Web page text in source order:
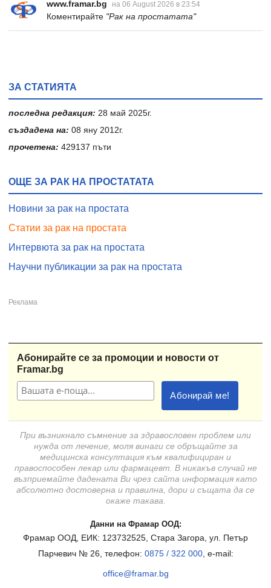
www.framar.bg на 06 August 2026 в 23:54
Коментирайте "Рак на простатата"
ЗА СТАТИЯТА
последна редакция: 28 май 2025г.
създадена на: 08 яну 2012г.
прочетена: 429137 пъти
ОЩЕ ЗА РАК НА ПРОСТАТАТА
Новини за рак на простата
Статии за рак на простата
Интервюта за рак на простата
Научни публикации за рак на простата
Абонирайте се за промоции и новости от
Framar.bg
При възникнало съмнение за здравословен проблем или
нужда от лечение, моля винаги се обръщайте за
медицинска консултация към квалифициран и
правоспособен лекар или фармацевт. В никакъв случай не
възприемайте дадената Ви чрез сайта информация като
абсолютно достоверна и правилна, дори и същата да се
окаже такава.
Данни на Фрамар ООД:
Фрамар ООД, ЕИК: 123732525, Стара Загора, ул. Петър
Парчевич № 26, телефон: 0875 / 322 000, e-mail:
office@framar.bg